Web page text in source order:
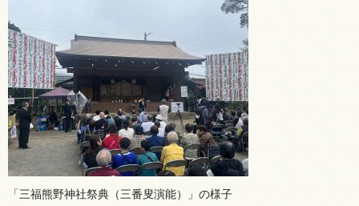
「三福熊野神社祭典（三番叟演能）」の様子